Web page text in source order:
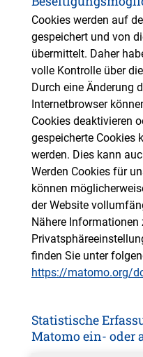
Cookies werden auf
gespeichert und von
übermittelt. Daher
volle Kontrolle über
Durch eine Änderung
Internetbrowser
Cookies deaktivieren
gespeicherte Cookies
werden. Dies kann
Werden Cookies für
können
der Website
Nähere Informationen
finden Sie unter
https://matomo.org/
Statistische
Matomo ein- oder